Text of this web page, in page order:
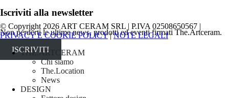
Iscriviti alla newsletter
Non perderti le ultime news, prodotti ed eventi firmati The.Artceram.
ISCRIVITI
© Copyright 2026 ART CERAM SRL | P.IVA 02508650567 |
PRIVACY E COOKIE POLICY|NOTE LEGALI
Close
Menu
THE.ARTCERAM
Chi siamo
The.Location
News
DESIGN